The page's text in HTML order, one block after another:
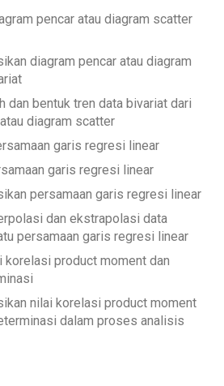
pencar atau diagram scatter
diagram pencar atau diagram
dan bentuk tren data bivariat dari
diagram scatter
garis regresi linear
garis regresi linear
persamaan garis regresi linear
dan ekstrapolasi data
persamaan garis regresi linear
korelasi product moment dan
nilai korelasi product moment
dalam proses analisis